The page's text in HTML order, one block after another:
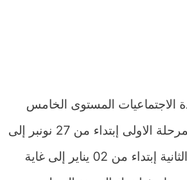
المستوى الخامس
إبتدائي الدورة الاولى المرحلة الاولى إبتداء من 27 نونبر إلى
غاية 2 دجنبر والمرحلة الثانية إبتداء من 02 يناير إلى غاية